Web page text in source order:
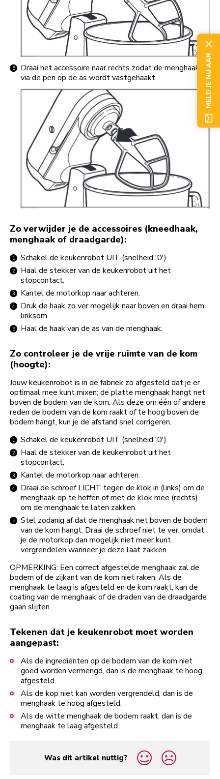
Draai het accessoire naar rechts zodat de menghaak
via de pen op de as wordt vastgehaakt.
Zo verwijder je de accessoires (kneedhaak,
menghaak of draadgarde):
Schakel de keukenrobot UIT (snelheid '0')
Haal de stekker van de keukenrobot uit het
stopcontact.
Kantel de motorkop naar achteren.
Druk de haak zo ver mogelijk naar boven en draai hem
linksom.
Haal de haak van de as van de menghaak.
Zo controleer je de vrije ruimte van de kom
(hoogte):
Jouw keukenrobot is in de fabriek zo afgesteld dat je er
optimaal mee kunt mixen; de platte menghaak hangt net
boven de bodem van de kom. Als deze om één of andere
reden de bodem van de kom raakt of te hoog boven de
bodem hangt, kun je de afstand snel corrigeren.
Schakel de keukenrobot UIT (snelheid '0')
Haal de stekker van de keukenrobot uit het
stopcontact.
Kantel de motorkop naar achteren.
Draai de schroef LICHT tegen de klok in (links) om de
menghaak op te heffen of met de klok mee (rechts)
om de menghaak te laten zakken.
Stel zodanig af dat de menghaak net boven de bodem
van de kom hangt. Draai de schroef niet te ver, omdat
je de motorkop dan mogelijk niet meer kunt
vergrendelen wanneer je deze laat zakken.
OPMERKING: Een correct afgestelde menghaak zal de
bodem of de zijkant van de kom niet raken. Als de
menghaak te laag is afgesteld en de kom raakt, kan de
coating van de menghaak of de draden van de draadgarde
gaan slijten.
Tekenen dat je keukenrobot moet worden
aangepast:
Als de ingrediënten op de bodem van de kom niet
goed worden vermengd, dan is de menghaak te hoog
afgesteld.
Als de kop niet kan worden vergrendeld, dan is de
menghaak te hoog afgesteld.
Als de witte menghaak de bodem raakt, dan is de
menghaak te laag afgesteld.
Was dit artikel nuttig?
yes
no
MELD JE NU AAN